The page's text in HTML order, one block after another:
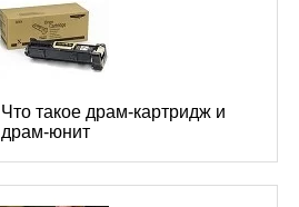
Что такое драм-картридж и
драм-юнит